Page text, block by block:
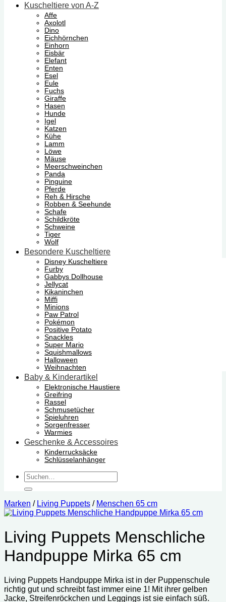
Kuscheltiere von A-Z
Affe
Axolotl
Dino
Eichhörnchen
Einhorn
Eisbär
Elefant
Enten
Esel
Eule
Fuchs
Giraffe
Hasen
Hunde
Igel
Katzen
Kühe
Lamm
Löwe
Mäuse
Meerschweinchen
Panda
Pinguine
Pferde
Reh & Hirsche
Robben & Seehunde
Schafe
Schildkröte
Schweine
Tiger
Wolf
Besondere Kuscheltiere
Disney Kuscheltiere
Furby
Gabbys Dollhouse
Jellycat
Kikaninchen
Miffi
Minions
Paw Patrol
Pokémon
Positive Potato
Snackles
Super Mario
Squishmallows
Halloween
Weihnachten
Baby & Kinderartikel
Elektronische Haustiere
Greifring
Rassel
Schmusetücher
Spieluhren
Sorgenfresser
Warmies
Geschenke & Accessoires
Kinderrucksäcke
Schlüsselanhänger
Suchen
nach:
Marken / Living Puppets / Menschen 65 cm
Living Puppets Menschliche
Handpuppe Mirka 65 cm
Living Puppets Handpuppe Mirka ist in der Puppenschule
richtig gut und schreibt fast immer eine 1! Mit ihrer gelben
Jacke, Streifenröckchen und Leggings ist sie einfach süß.